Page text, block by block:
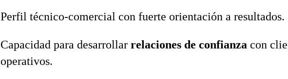
Perfil técnico‑comercial con fuerte orientación a resultados.
Capacidad para desarrollar relaciones de confianza con
operativos.